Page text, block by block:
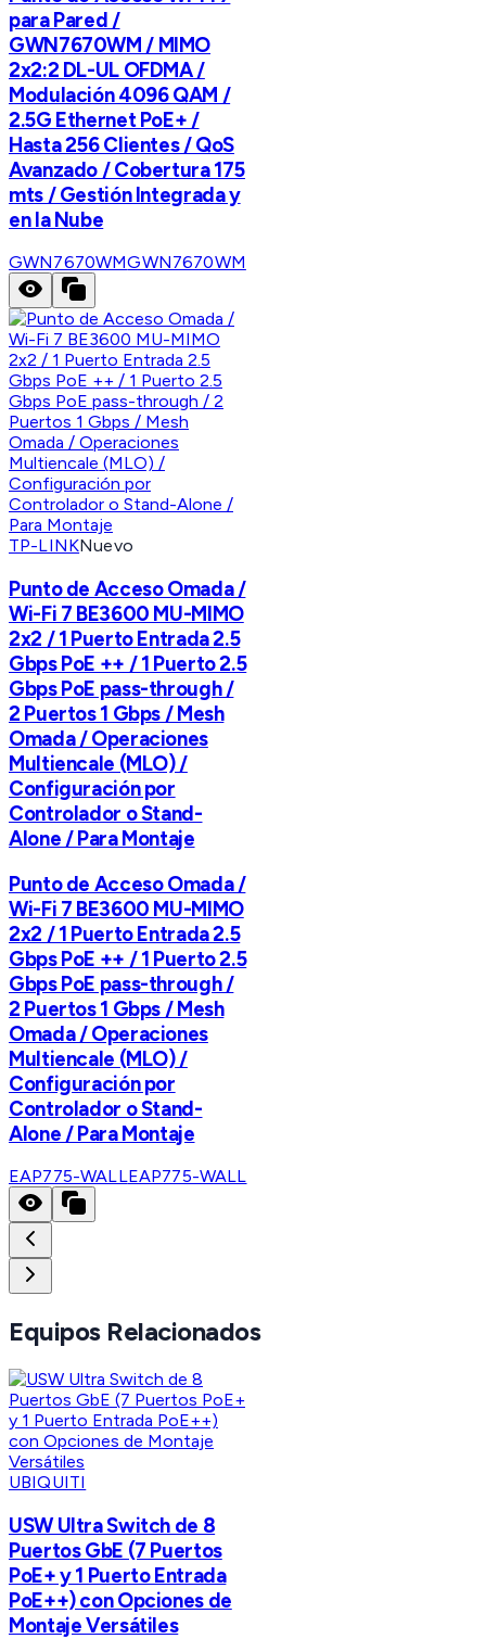
para Pared /
GWN7670WM / MIMO
2x2:2 DL-UL OFDMA /
Modulación 4096 QAM /
2.5G Ethernet PoE+ /
Hasta 256 Clientes / QoS
Avanzado / Cobertura 175
mts / Gestión Integrada y
en la Nube
GWN7670WMGWN7670WM
TP-LINKNuevo
Punto de Acceso Omada /
Wi-Fi 7 BE3600 MU-MIMO
2x2 / 1 Puerto Entrada 2.5
Gbps PoE ++ / 1 Puerto 2.5
Gbps PoE pass-through /
2 Puertos 1 Gbps / Mesh
Omada / Operaciones
Multiencale (MLO) /
Configuración por
Controlador o Stand-
Alone / Para Montaje
Punto de Acceso Omada /
Wi-Fi 7 BE3600 MU-MIMO
2x2 / 1 Puerto Entrada 2.5
Gbps PoE ++ / 1 Puerto 2.5
Gbps PoE pass-through /
2 Puertos 1 Gbps / Mesh
Omada / Operaciones
Multiencale (MLO) /
Configuración por
Controlador o Stand-
Alone / Para Montaje
EAP775-WALLEAP775-WALL
Equipos Relacionados
UBIQUITI
USW Ultra Switch de 8
Puertos GbE (7 Puertos
PoE+ y 1 Puerto Entrada
PoE++) con Opciones de
Montaje Versátiles